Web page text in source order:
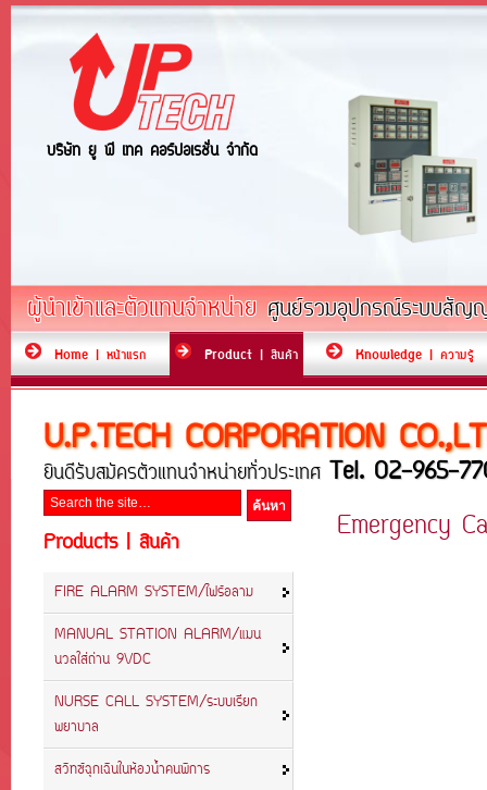
บริษัท ยู พี เทค คอร์ปอเรชั่น จำกัด
ผู้นำเข้าและตัวแทนจำหน่าย ศูนย์รวมอุปกรณ์ระบบสัญญ
Home | หน้าแรก Product | สินค้า Knowledge | ความรู้
U.P.TECH CORPORATION
ยินดีรับสมัครตัวแทนจำหน่ายทั่วประเทศ Tel. 02-965-
Products | สินค้า
FIRE ALARM SYSTEM/ไฟร์อลาม
MANUAL STATION ALARM/แมน
นวลใส่ถ่าน 9VDC
NURSE CALL SYSTEM/ระบบเรียก
พยาบาล
สวิทซ์ฉุกเฉินในห้องน้ำคนพิการ
Emergency